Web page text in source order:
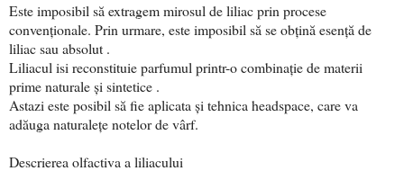
Este imposibil să extragem mirosul de liliac prin procese
convenționale. Prin urmare, este imposibil să se obțină esență de
liliac sau absolut .
Liliacul isi reconstituie parfumul printr-o combinație de materii
prime naturale și sintetice .
Astazi este posibil să fie aplicata și tehnica headspace, care va
adăuga naturalețe notelor de vârf.
Descrierea olfactiva a liliacului